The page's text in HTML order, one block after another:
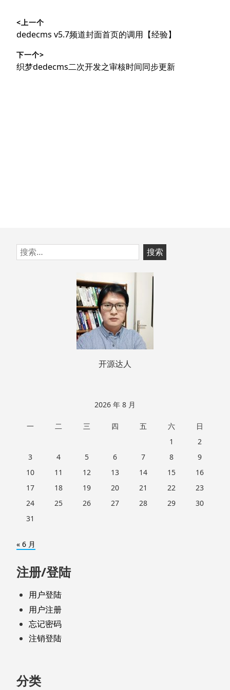
章
导
航
<上一个
上
文
章：
dedecms v5.7频道封面首页的调用【经验】
下一个>
下
织梦dedecms二次开发之审核时间同步更新
跳
至
搜
索：
开源达人
2026 年 8 月
一 二 三 四 五 六
日
1
2
3
4 5 6 7 8
9
10
11 12 13 14 15
16
17
18 19 20 21 22
23
24
25 26 27 28 29
30
31
« 6 月
注册/登陆
用户登陆
用户注册
忘记密码
注销登陆
分类